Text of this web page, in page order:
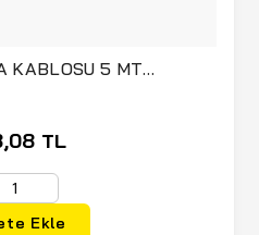
KABLOSU 5 MT
TL
Ekle